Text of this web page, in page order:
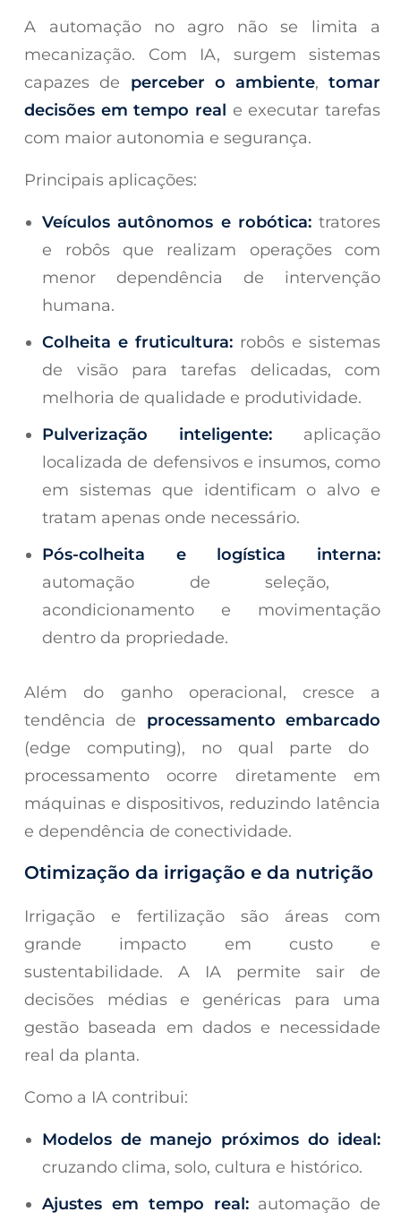
A automação no agro não se limita a
mecanização. Com IA, surgem sistemas
capazes de perceber o ambiente,tomar
decisões em tempo real e executar tarefas
com maior autonomia e segurança.
Principais aplicações:
Veículos autônomos e robótica:tratores
e robôs que realizam operações com
menor dependência de intervenção
humana.
Colheita e fruticultura: robôs e sistemas
de visão para tarefas delicadas, com
melhoria de qualidade e produtividade.
Pulverização inteligente: aplicação
localizada de defensivos e insumos, como
em sistemas que identificam o alvo e
tratam apenas onde necessário.
Pós-colheita e logística interna:
automação de seleção,
acondicionamento e movimentação
dentro da propriedade.
Além do ganho operacional, cresce a
tendência de processamento embarcado
(edge computing), no qual parte do
processamento ocorre diretamente em
máquinas e dispositivos, reduzindo latência
e dependência de conectividade.
Otimização da irrigação e da nutrição
Irrigação e fertilização são áreas com
grande impacto em custo e
sustentabilidade. A IA permite sair de
decisões médias e genéricas para uma
gestão baseada em dados e necessidade
real da planta.
Como a IA contribui:
Modelos de manejo próximos do ideal:
cruzando clima, solo, cultura e histórico.
Ajustes em tempo real:automação de